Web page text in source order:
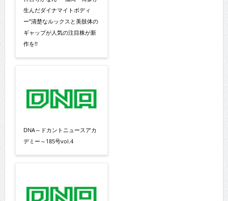
生んだダイナマイトボディ
ー”清楚なルックスと美肢体の
ギャップが人気の注目株が新
作を!!
DNA～ドカントニュースアカ
デミー～185号vol.4